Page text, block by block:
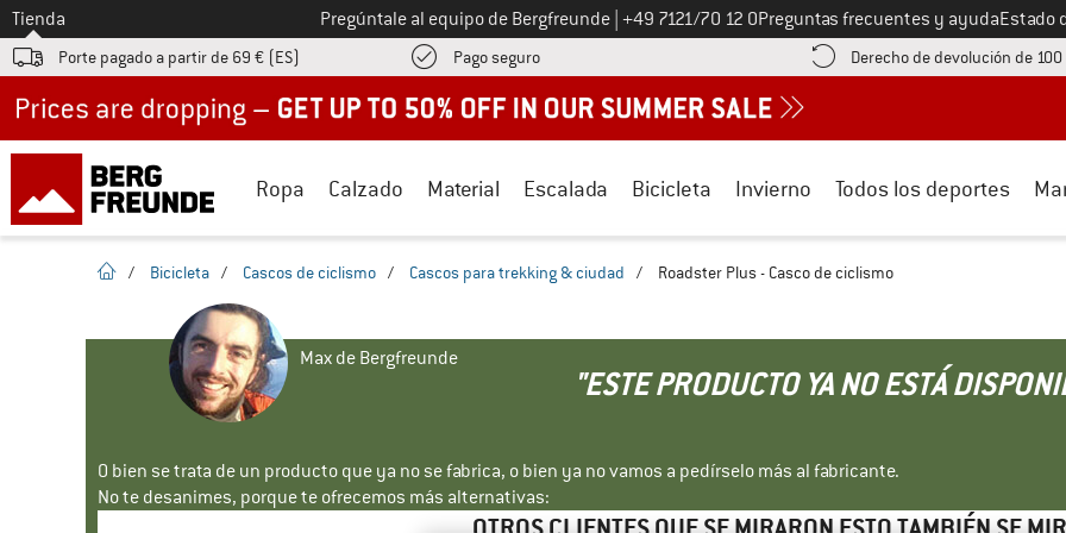
A la
Tienda Pregúntale al equipo de Bergfreunde Llámenos al
+49 7121/70 12 0Preguntas frecuentes y ayudaEstado
Porte pagado a partir de 69 € (ES) Pago seguro¡encuentre información sobre el pago aquí! Se abre en una ventana de
Derecho de devolución de
Ropa Calzado Material Escalada Bicicleta Invierno Todos los deportes
la pagina de inicio
/ Bicicleta / Cascos de ciclismo / Cascos para trekking & ciudad / Roadster Plus - Casco de ciclismo
Max de Bergfreunde
"ESTE PRODUCTO YA NO ESTÁ
O bien se trata de un producto que ya no se fabrica, o bien ya no vamos a pedírselo más al fabricante.
No te desanimes, porque te ofrecemos más alternativas: